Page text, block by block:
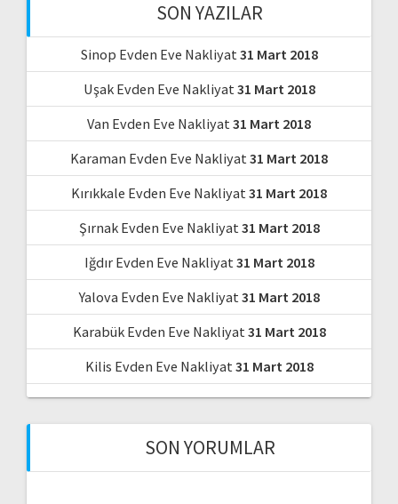
SON YAZILAR
Sinop Evden Eve Nakliyat31 Mart 2018
Uşak Evden Eve Nakliyat31 Mart 2018
Van Evden Eve Nakliyat31 Mart 2018
Karaman Evden Eve Nakliyat31 Mart 2018
Kırıkkale Evden Eve Nakliyat31 Mart 2018
Şırnak Evden Eve Nakliyat31 Mart 2018
Iğdır Evden Eve Nakliyat31 Mart 2018
Yalova Evden Eve Nakliyat31 Mart 2018
Karabük Evden Eve Nakliyat31 Mart 2018
Kilis Evden Eve Nakliyat31 Mart 2018
SON YORUMLAR